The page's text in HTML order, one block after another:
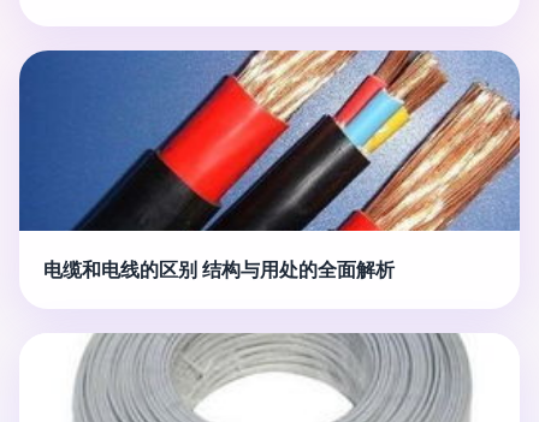
电缆和电线的区别 结构与用处的全面解析